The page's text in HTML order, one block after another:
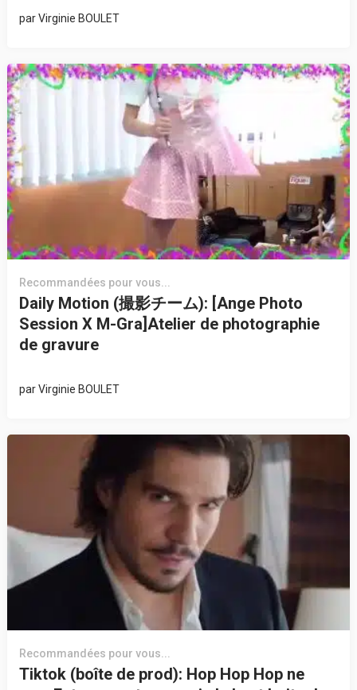
parVirginie BOULET
Recommandées pour vous...
Daily Motion (撮影チーム): [Ange Photo
Session X M-Gra]Atelier de photographie
de gravure
parVirginie BOULET
Recommandées pour vous...
Tiktok (boîte de prod): Hop Hop Hop ne